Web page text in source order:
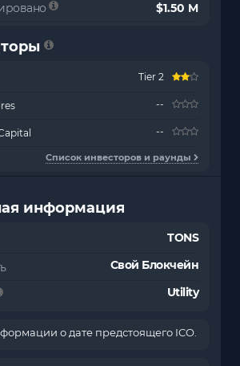
$1.50 M
Tier 2
--
--
Список инвесторов и раунды
информация
TONS
Свой Блокчейн
Utility
о дате предстоящего ICO.